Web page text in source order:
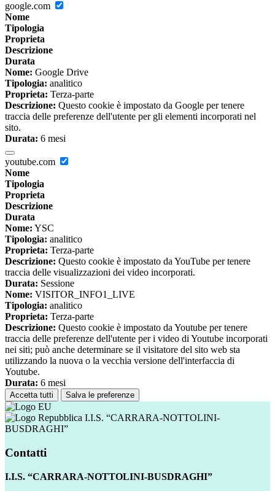
google.com
Nome
Tipologia
Proprieta
Descrizione
Durata
Nome: Google Drive
Tipologia: analitico
Proprieta: Terza-parte
Descrizione: Questo cookie è impostato da Google per tenere
traccia delle preferenze dell'utente per gli elementi incorporati nel
sito.
Durata: 6 mesi
youtube.com
Nome
Tipologia
Proprieta
Descrizione
Durata
Nome: YSC
Tipologia: analitico
Proprieta: Terza-parte
Descrizione: Questo cookie è impostato da YouTube per tenere
traccia delle visualizzazioni dei video incorporati.
Durata: Sessione
Nome: VISITOR_INFO1_LIVE
Tipologia: analitico
Proprieta: Terza-parte
Descrizione: Questo cookie è impostato da Youtube per tenere
traccia delle preferenze dell'utente per i video di Youtube incorporati
nei siti; può anche determinare se il visitatore del sito web sta
utilizzando la nuova o la vecchia versione dell'interfaccia di
Youtube.
Durata: 6 mesi
Accetta tutti Salva le preferenze
I.I.S. “CARRARA-NOTTOLINI-
BUSDRAGHI”
Contatti
I.I.S. “CARRARA-NOTTOLINI-BUSDRAGHI”